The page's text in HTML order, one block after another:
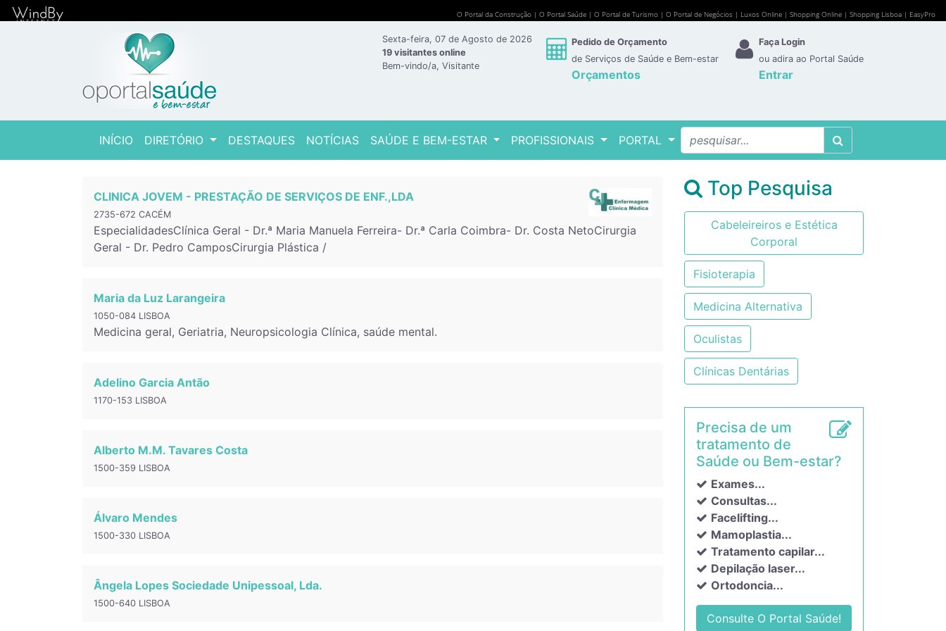
O Portal da Construção | O Portal Saúde | O Portal de Turismo | O Portal de Negócios | Luxos Online | Shopping Online | Shopping Lisboa | EasyPro
Sexta-feira, 07 de Agosto de 2026
19 visitantes online
Bem-vindo/a, Visitante
Pedido de Orçamento
de Serviços de Saúde e Bem-estar
Orçamentos
Faça Login
ou adira ao Portal Saúde
Entrar
INÍCIO(current)
DIRETÓRIO DESTAQUES NOTÍCIAS SAÚDE E BEM-ESTAR PROFISSIONAIS PORTAL
CLINICA JOVEM - PRESTAÇÃO DE SERVIÇOS DE ENF.,LDA
2735-672 CACÉM
EspecialidadesClínica Geral - Dr.ª Maria Manuela Ferreira- Dr.ª Carla Coimbra- Dr. Costa NetoCirurgia
Geral - Dr. Pedro CamposCirurgia Plástica /
Maria da Luz Larangeira
1050-084 LISBOA
Medicina geral, Geriatria, Neuropsicologia Clínica, saúde mental.
Adelino Garcia Antão
1170-153 LISBOA
Alberto M.M. Tavares Costa
1500-359 LISBOA
Álvaro Mendes
1500-330 LISBOA
Ângela Lopes Sociedade Unipessoal, Lda.
1500-640 LISBOA
Top Pesquisa
Cabeleireiros e Estética
Corporal
Fisioterapia
Medicina Alternativa
Oculistas
Clínicas Dentárias
Precisa de um
tratamento de
Saúde ou Bem-estar?
Exames...
Consultas...
Facelifting...
Mamoplastia...
Tratamento capilar...
Depilação laser...
Ortodoncia...
Consulte O Portal Saúde!